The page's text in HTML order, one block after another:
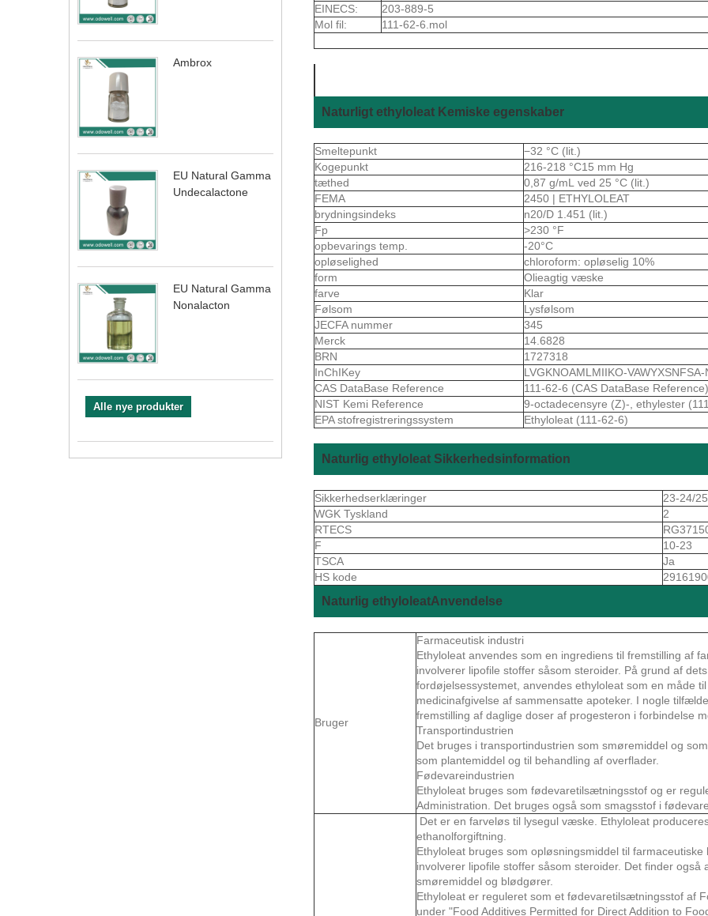
Ambrox
EU Natural Gamma
Undecalactone
EU Natural Gamma
Nonalacton
Alle nye produkter
EINECS:
203-889-5
Mol fil:
111-62-6.mol
Naturligt ethyloleat Kemiske egenskaber
Smeltepunkt
−32 °C (lit.)
Kogepunkt
216-218 °C15 mm Hg
tæthed
0,87 g/mL ved 25 °C (lit.)
FEMA
2450 | ETHYLOLEAT
brydningsindeks
n20/D 1.451 (lit.)
Fp
>230 °F
opbevarings temp.
-20°C
opløselighed
chloroform: opløselig 10%
form
Olieagtig væske
farve
Klar
Følsom
Lysfølsom
JECFA nummer
345
Merck
14.6828
BRN
1727318
InChIKey
LVGKNOAMLMIIKO-VAWYXSNFSA-
CAS DataBase Reference
111-62-6 (CAS DataBase Reference)
NIST Kemi Reference
9-octadecensyre (Z)-, ethylester
EPA stofregistreringssystem
Ethyloleat (111-62-6)
Naturlig ethyloleat Sikkerhedsinformation
Sikkerhedserklæringer
23-24/
WGK Tyskland
2
RTECS
F
10-23
TSCA
Ja
HS kode
Naturlig ethyloleatAnvendelse
Bruger
Farmaceutisk industri
Ethyloleat anvendes som en ingrediens til fremstilling af
involverer lipofile stoffer såsom steroider. På grund af
fordøjelsessystemet, anvendes ethyloleat som en måde
medicinafgivelse af sammensatte apoteker. I nogle
fremstilling af daglige doser af progesteron i forbindelse
Transportindustrien
Det bruges i transportindustrien som smøremiddel og
som plantemiddel og til behandling af overflader.
Fødevareindustrien
Ethyloleat bruges som fødevaretilsætningsstof og er
Administration. Det bruges også som smagsstof i
Det er en farveløs til lysegul væske. Ethyloleat
ethanolforgiftning.
Ethyloleat bruges som opløsningsmiddel til
involverer lipofile stoffer såsom steroider. Det finder også
smøremiddel og blødgører.
Ethyloleat er reguleret som et fødevaretilsætningsstof af
under "Food Additives Permitted for Direct Addition to